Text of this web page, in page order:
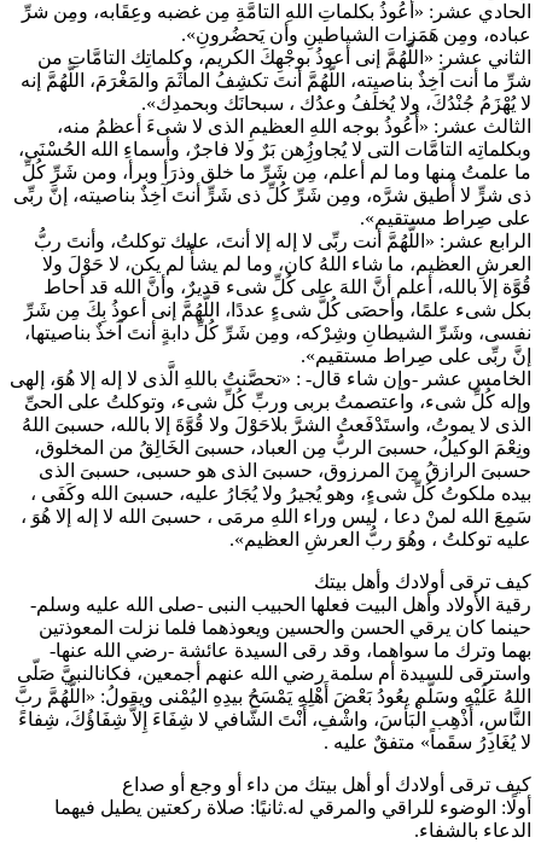
الحادي عشر: «أَعُوذُ بكلماتِ اللهِ التامَّةِ مِن غضبه وعِقَابه، ومِن شرِّ
عباده، ومِن هَمَزات الشياطينِ وأن يَحضُرونِ».
الثاني عشر: «اللَّهُمَّ إنى أعوذُ بوجْهِكَ الكريم، وكلماتِك التامَّاتِ من
شرِّ ما أنت آخِذٌ بناصيته، اللَّهُمَّ أنتَ تكشِفُ المأثَمَ والمَغْرَمَ، اللَّهُمَّ إنه
لا يُهْزَمُ جُنْدُكَ، ولا يُخلَفُ وعدُك ، سبحانَك وبحمدِك».
الثالث عشر: «أَعُوذُ بوجه اللهِ العظيمِ الذى لا شىءَ أعظمُ منه،
وبكلماتِه التامَّات التى لا يُجاوزُِهن بَرٌ ولا فاجرٌ، وأسماءِ الله الحُسْنَى،
ما علمتُ منها وما لم أعلم، مِن شَرِّ ما خلق وذرَأ وبرأ، ومن شَرِّ كُلِّ
ذى شرٍّ لا أُطيق شرَّه، ومِن شَرِّ كُلِّ ذى شَرٍّ أنتَ آخِذٌ بناصيته، إنَّ ربِّى
على صِراط مستقيم».
الرابع عشر: «اللَّهُمَّ أنت ربِّى لا إله إلا أنتَ، عليك توكلتُ، وأنتَ ربُّ
العرشِ العظيم، ما شاء اللهُ كان، وما لم يشأْ لم يكن، لا حَوْلَ ولا
قُوَّة إلا بالله، أعلم أنَّ اللهَ على كُلِّ شىء قديرٌ، وأنَّ الله قد أحاط
بكل شىء علمًا، وأحصَى كُلَّ شىءٍ عددًا، اللَّهُمَّ إنى أعوذُ بِكَ مِن شَرِّ
نفسى، وشَرِّ الشيطانِ وشِرْكه، ومِن شَرِّ كُلِّ دابةٍ أنتَ آخذٌ بناصيتها،
إنَّ ربِّى على صِراط مستقيم».
الخامس عشر -وإن شاء قال- : «تحصَّنتُ باللهِ الَّذى لا إله إلا هُوَ، إلهى
وإله كُلِّ شىء، واعتصمتُ بربى وربِّ كُلِّ شىء، وتوكلتُ على الحىِّ
الذى لا يموتُ، واستَدْفَعتُ الشرَّ بلاحَوْلَ ولا قُوَّةَ إلا بالله، حسبىَ اللهُ
ونِعْمَ الوكيلُ، حسبىَ الربُّ مِن العباد، حسبىَ الخَالِقُ من المخلوق،
حسبىَ الرازقُ مِنَ المرزوق، حسبىَ الذى هو حسبى، حسبىَ الذى
بيده ملكوتُ كُلِّ شىءٍ، وهو يُجيرُ ولا يُجَارُ عليه، حسبىَ الله وكَفَى ،
سَمِعَ الله لمنْ دعا ، ليس وراء اللهِ مرمَى ، حسبىَ الله لا إله إلا هُوَ ،
عليه توكلتُ ، وهُوَ ربُّ العرشِ العظيم».
كيف ترقى أولادك وأهل بيتك
رقية الأولاد وأهل البيت فعلها الحبيب النبى -صلى الله عليه وسلم-
حينما كان يرقي الحسن والحسين ويعوذهما فلما نزلت المعوذتين
بهما وترك ما سواهما، وقد رقى السيدة عائشة -رضي الله عنها-
واسترقى للسيدة أم سلمة رضي الله عنهم أجمعين، فكانالنبيَّ صَلّى
اللهُ عَلَيْهِ وسَلَّم يعُودُ بَعْضَ أَهْلِهِ يَمْسَحُ بيدِهِ اليُمْنى ويقولُ: «اللَّهُمَّ ربَّ
النَّاسِ، أَذْهِب الْبَأسَ، واشْفِ، أَنْتَ الشَّافي لا شِفَاءَ إِلاَّ شِفَاؤُكَ، شِفاءً
لا يُغَادِرُ سقَماً» متفقٌ عليه .
كيف ترقى أولادك أو أهل بيتك من داء أو وجع أو صداع
أولًا: الوضوء للراقي والمرقي له.ثانيًا: صلاة ركعتين يطيل فيهما
الدعاء بالشفاء.